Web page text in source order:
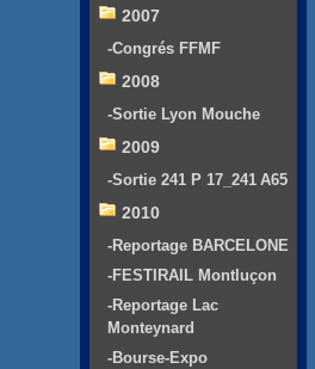
2007
-Congrés FFMF
2008
-Sortie Lyon Mouche
2009
-Sortie 241 P 17_241 A65
2010
-Reportage BARCELONE
-FESTIRAIL Montluçon
-Reportage Lac
Monteynard
-Bourse-Expo